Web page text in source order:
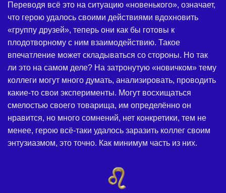
Переводя всё это на ситуацию «новенького», означает,
что герою удалось своими действиями вдохновить
«группу друзей», теперь они как бы готовы к
плодотворному с ним взаимодействию. Такое
впечатление может складываться со стороны. Но так
ли это на самом деле? На затронутую «новичком» тему
коллеги могут много думать, анализировать, проводить
какие-то свои эксперименты. Могут восхищаться
смелостью своего товарища, им определённо он
нравится, но много сомнений, нет конкретики, тем не
менее, герою всё-таки удалось заразить коллег своим
энтузиазмом, это точно. Как минимум часть из них.